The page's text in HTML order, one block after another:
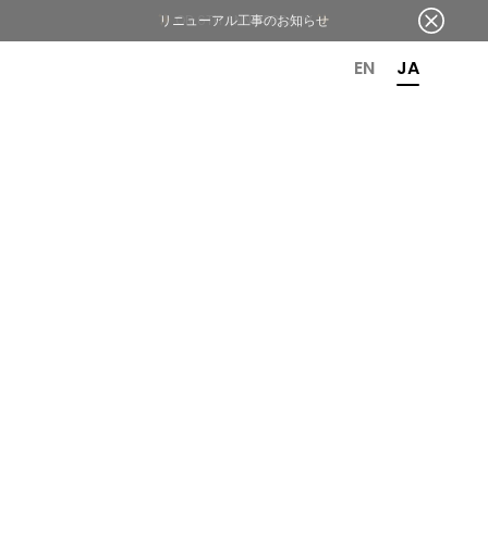
EN JA
リニューアル工事のお知らせ
OR 6TH ANNIVERSARY